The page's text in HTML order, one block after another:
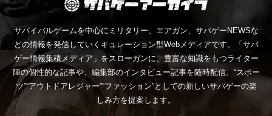
サバイバルゲームを中心にミリタリー、エアガン、サバゲーNEWSな
どの情報を発信していくキュレーション型Webメディアです。「サバ
ゲー情報集積メディア」をスローガンに、豊富な知識をもつライター
陣の個性的な記事や、編集部のインタビュー記事を随時配信。“スポー
ツ”“アウトドアレジャー”“ファッション”としての新しいサバゲーの楽
しみ方を提案します。